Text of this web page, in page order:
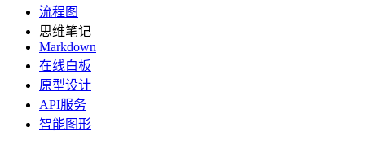
流程图
思维笔记
Markdown
在线白板
原型设计
API服务
智能图形